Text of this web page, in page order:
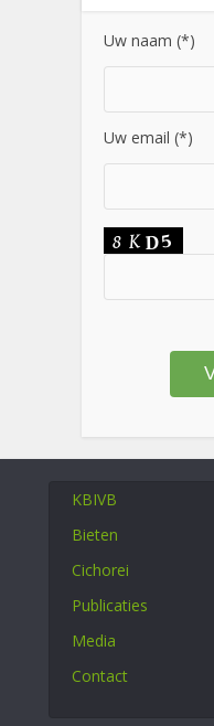
Uw naam (*)
Uw email (*)
KBIVB
Bieten
Cichorei
Publicaties
Media
Contact